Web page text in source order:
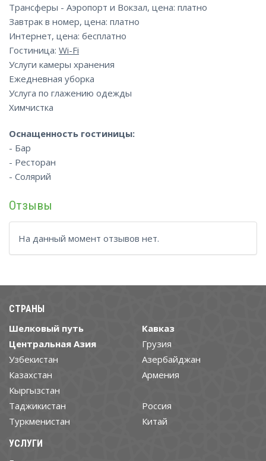
Трансферы - Аэропорт и Вокзал, цена: платно
Завтрак в номер, цена: платно
Интернет, цена: бесплатно
Гостиница: Wi-Fi
Услуги камеры хранения
Ежедневная уборка
Услуга по глажению одежды
Химчистка
Оснащенность гостиницы:
- Бар
- Ресторан
- Солярий
Отзывы
На данный момент отзывов нет.
СТРАНЫ
Шелковый путь
Центральная Азия
Узбекистан
Казахстан
Кыргызстан
Таджикистан
Туркменистан
Кавказ
Грузия
Азербайджан
Армения
Россия
Китай
УСЛУГИ